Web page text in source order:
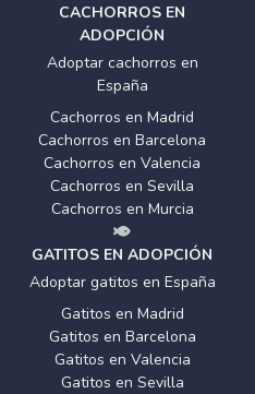
CACHORROS EN
ADOPCIÓN
Adoptar cachorros en
España
Cachorros en Madrid
Cachorros en Barcelona
Cachorros en Valencia
Cachorros en Sevilla
Cachorros en Murcia
GATITOS EN ADOPCIÓN
Adoptar gatitos en España
Gatitos en Madrid
Gatitos en Barcelona
Gatitos en Valencia
Gatitos en Sevilla